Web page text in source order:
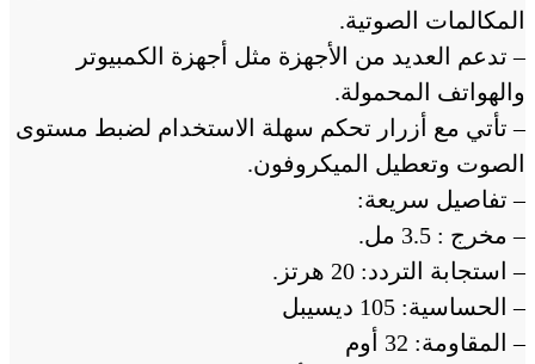
المكالمات الصوتية.
– تدعم العديد من الأجهزة مثل أجهزة الكمبيوتر
والهواتف المحمولة.
– تأتي مع أزرار تحكم سهلة الاستخدام لضبط مستوى
الصوت وتعطيل الميكروفون.
– تفاصيل سريعة:
– مخرج : 3.5 مل.
– استجابة التردد: 20 هرتز.
– الحساسية: 105 ديسيبل
– المقاومة: 32 أوم